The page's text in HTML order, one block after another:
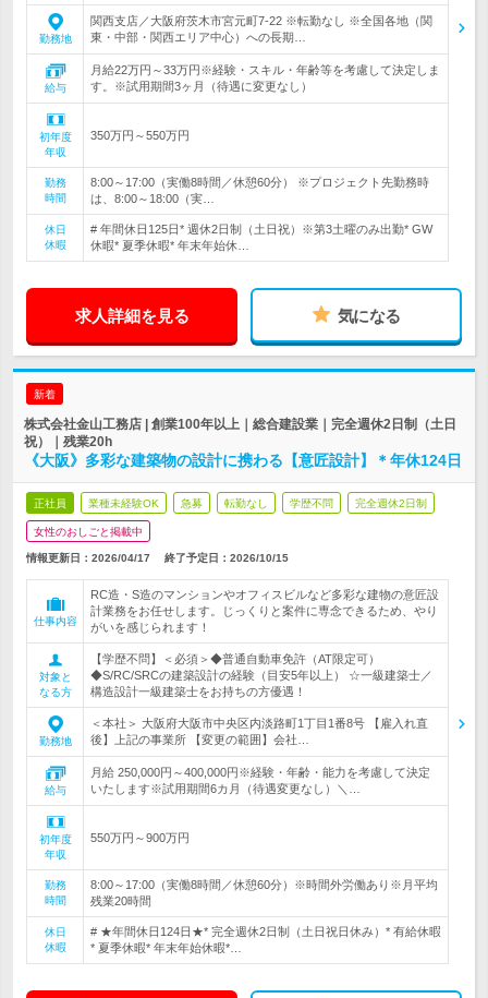
勤務地
関西支店／大阪府茨木市宮元町7-22 ※転勤なし ※全国各地（関
東・中部・関西エリア中心）への長期…
給与
月給22万円～33万円※経験・スキル・年齢等を考慮して決定しま
す。※試用期間3ヶ月（待遇に変更なし）
初年度
年収
350万円～550万円
勤務
時間
8:00～17:00（実働8時間／休憩60分） ※プロジェクト先勤務時
は、8:00～18:00（実…
休日
休暇
# 年間休日125日* 週休2日制（土日祝）※第3土曜のみ出勤* GW
休暇* 夏季休暇* 年末年始休…
求人詳細を見る 気になる
新着
株式会社金山工務店 | 創業100年以上｜総合建設業｜完全週休2日制（土日
祝）｜残業20h
《大阪》多彩な建築物の設計に携わる【意匠設計】＊年休124日
正社員 業種未経験OK 急募 転勤なし 学歴不問 完全週休2日制
女性のおしごと掲載中
情報更新日：2026/04/17 終了予定日： 2026/10/15
仕事内容
RC造・S造のマンションやオフィスビルなど多彩な建物の意匠設
計業務をお任せします。じっくりと案件に専念できるため、やり
がいを感じられます！
対象と
なる方
【学歴不問】＜必須＞◆普通自動車免許（AT限定可）
◆S/RC/SRCの建築設計の経験（目安5年以上） ☆一級建築士／
構造設計一級建築士をお持ちの方優遇！
勤務地
＜本社＞ 大阪府大阪市中央区内淡路町1丁目1番8号 【雇入れ直
後】上記の事業所 【変更の範囲】会社…
給与
月給 250,000円～400,000円※経験・年齢・能力を考慮して決定
いたします※試用期間6カ月（待遇変更なし）＼…
初年度
年収
550万円～900万円
勤務
時間
8:00～17:00（実働8時間／休憩60分）※時間外労働あり※月平均
残業20時間
休日
休暇
# ★年間休日124日★* 完全週休2日制（土日祝日休み）* 有給休暇
* 夏季休暇* 年末年始休暇*…